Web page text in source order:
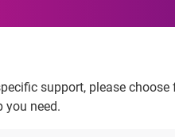
support, please choose
you need.
cresce
revela Serasa